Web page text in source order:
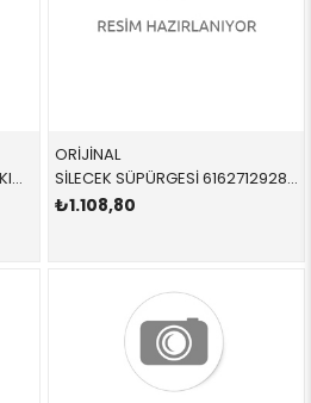
SİLECEK SÜPÜRGESİ BMW TAKIM ÖN E90 E91 3 SERİSİ 2005-2012 61610405167 3397007072
ORİJİNAL
SİLECEK SÜPÜRGESİ 61627129280 61627129280 61627079943 R50,R53 ARKA 2007-2010
₺1.108,80